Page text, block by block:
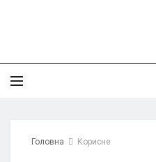
Головна Корисне